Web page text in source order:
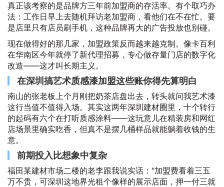
真正该考察的是品牌方三年前加盟商的存活率。有个取巧办
法：工作日早上去随机拜访老加盟商，看他们在不在忙。要
是店里只有店员刷手机，这种品牌再大的广告投放也别碰。
现在做得好的那几家，加盟政策反而越来越克制。像卡百利
在华南区今年就停了新代理招募，专心做存量门店的数字化
改造——这才叫长期主义。
在深圳搞艺术质感漆加盟这些账你得先算明白
南山的张老板上个月刚把奶茶店盘出去，转头就问我艺术漆
这行当值不值得入场。其实这两年深圳建材圈里，十个转行
的起码有六个在打听质感涂料——这玩意儿在精装房和网红
店场景里确实吃香，但真不是摆几桶样品就能躺着收钱的生
意。
前期投入比想象中复杂
福田某建材市场二楼的老李跟我说实话："加盟费看着三五
万不贵，可深圳这地界光租个像样的展示店面，押一付三就